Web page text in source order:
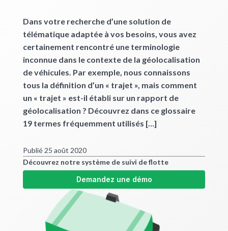
Dans votre recherche d’une solution de
télématique adaptée à vos besoins, vous avez
certainement rencontré une terminologie
inconnue dans le contexte de la géolocalisation
de véhicules. Par exemple, nous connaissons
tous la définition d’un « trajet », mais comment
un « trajet » est-il établi sur un rapport de
géolocalisation ? Découvrez dans ce glossaire
19 termes fréquemment utilisés […]
Publié 25 août 2020
Découvrez notre système de suivi de flotte
Demandez une démo